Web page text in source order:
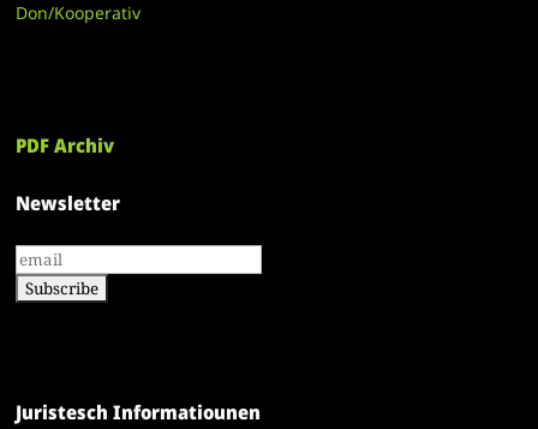
Don/Kooperativ
PDF Archiv
Newsletter
Juristesch Informatiounen